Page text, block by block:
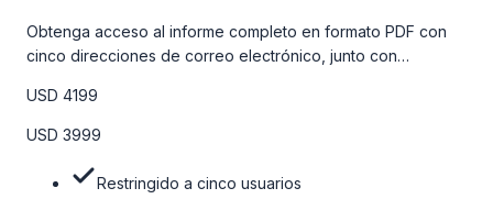
Obtenga acceso al informe completo en formato PDF con
cinco direcciones de correo electrónico, junto con
venta y el soporte post-venta de nuestros analistas. Para
obtener más información, consulte la tabla de precios a
USD 4199
USD 3999
Restringido a cinco usuarios